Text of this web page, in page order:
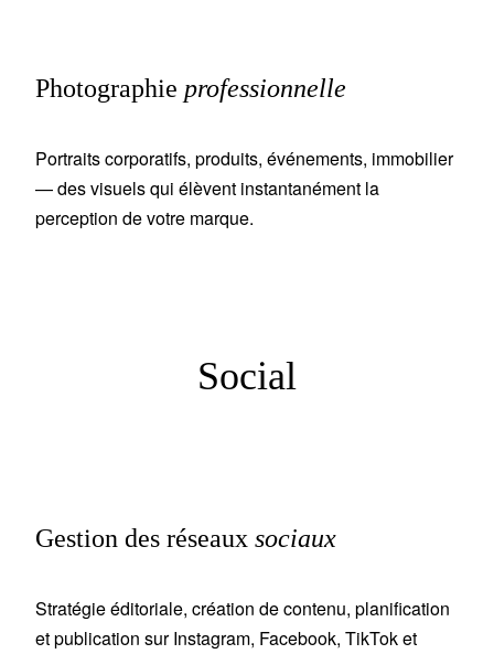
Photographie professionnelle
Portraits corporatifs, produits, événements, immobilier
— des visuels qui élèvent instantanément la
perception de votre marque.
Social
Gestion des réseaux sociaux
Stratégie éditoriale, création de contenu, planification
et publication sur Instagram, Facebook, TikTok et